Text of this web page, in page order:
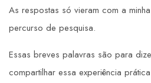
As respostas só vieram com a
percurso de pesquisa.
Essas breves palavras são para
compartilhar essa experiência